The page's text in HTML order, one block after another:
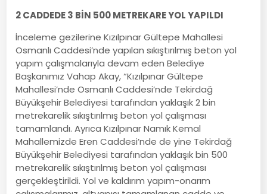
2 CADDEDE 3 BİN 500 METREKARE YOL YAPILDI
İnceleme gezilerine Kızılpınar Gültepe Mahallesi
Osmanlı Caddesi’nde yapılan sıkıştırılmış beton yol
yapım çalışmalarıyla devam eden Belediye
Başkanımız Vahap Akay, “Kızılpınar Gültepe
Mahallesi’nde Osmanlı Caddesi’nde Tekirdağ
Büyükşehir Belediyesi tarafından yaklaşık 2 bin
metrekarelik sıkıştırılmış beton yol çalışması
tamamlandı. Ayrıca Kızılpınar Namık Kemal
Mahallemizde Eren Caddesi’nde de yine Tekirdağ
Büyükşehir Belediyesi tarafından yaklaşık bin 500
metrekarelik sıkıştırılmış beton yol çalışması
gerçekleştirildi. Yol ve kaldırım yapım-onarım